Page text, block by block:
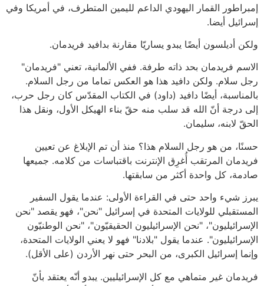
إمبراطور القمار اليهودي الداعم لليمين المتطرف، في أمريكا وفي
إسرائيل أيضا.
ولكن أديلسون أيضًا يبدو يساريّا مقارنة بدافيد فريدمان.
الاسم فريدمان بحد ذاته طرفة. ففي الألمانية، تعني "فريدمان"
رجل سلام. ولكن دافيد هذا هو العكس تماما من رجل السلام.
بالمناسبة، أيضًا دافيد (داود) في الكتاب المقدّس كان رجل حرب،
إلى درجة أنّ الله قد سلب منه حقّ بناء الهيكل الأول، ونقل هذا
الحقّ لابنه، سليمان.
حسنًا، من هو رجل السلام هذا؟ منذ أن تم الإبلاغ عن تعيين
فريدمان المرتقب أُغرِق الإنترنت باقتباسات من كلامه. جميعها
صادمة، كل واحدة أكثر من سابقتها.
يبرز شيء واحد حتى في القراءة الأولى: عندما يقول السفير
المستقبلي للولايات المتحدة في إسرائيل "نحن"، فهو يقصد "نحن
الإسرائيليون"، "نحن الإسرائيليون الحقيقيّون"، "نحن الوطنيّون
الإسرائيليون". عندما يقول "بلادنا" فهو لا يعني الولايات المتحدة،
وإنما إسرائيل الكبرى، من البحر حتى نهر الأردن (على الأقل).
فريدمان غير متماهي مع كل الإسرائيليين. يبدو أنّه يعتقد بأنّ